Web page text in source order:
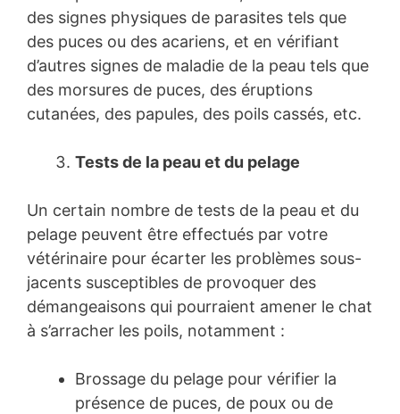
des signes physiques de parasites tels que
des puces ou des acariens, et en vérifiant
d’autres signes de maladie de la peau tels que
des morsures de puces, des éruptions
cutanées, des papules, des poils cassés, etc.
Tests de la peau et du pelage
Un certain nombre de tests de la peau et du
pelage peuvent être effectués par votre
vétérinaire pour écarter les problèmes sous-
jacents susceptibles de provoquer des
démangeaisons qui pourraient amener le chat
à s’arracher les poils, notamment :
Brossage du pelage pour vérifier la
présence de puces, de poux ou de